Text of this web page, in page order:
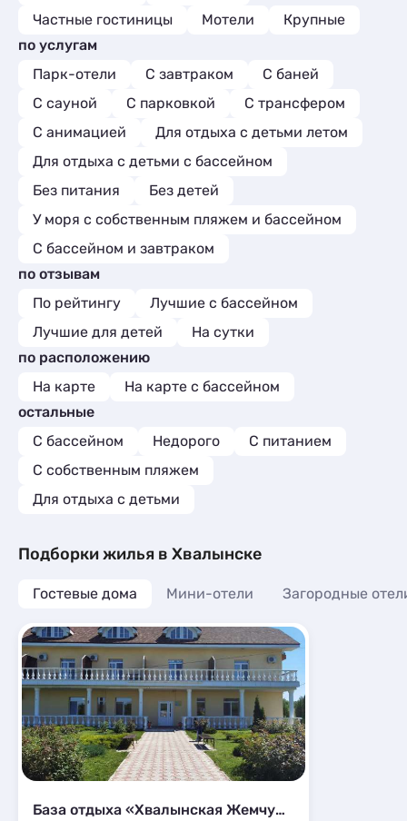
Частные гостиницы
Мотели
Крупные
по услугам
Парк-отели
С завтраком
С баней
С сауной
С парковкой
С трансфером
С анимацией
Для отдыха с детьми летом
Для отдыха с детьми с бассейном
Без питания
Без детей
У моря с собственным пляжем и бассейном
С бассейном и завтраком
по отзывам
По рейтингу
Лучшие с бассейном
Лучшие для детей
На сутки
по расположению
На карте
На карте с бассейном
остальные
С бассейном
Недорого
С питанием
С собственным пляжем
Для отдыха с детьми
Подборки жилья в Хвалынске
Гостевые дома Мини-отели Загородные
База отдыха «Хвалынская Жемчужина»